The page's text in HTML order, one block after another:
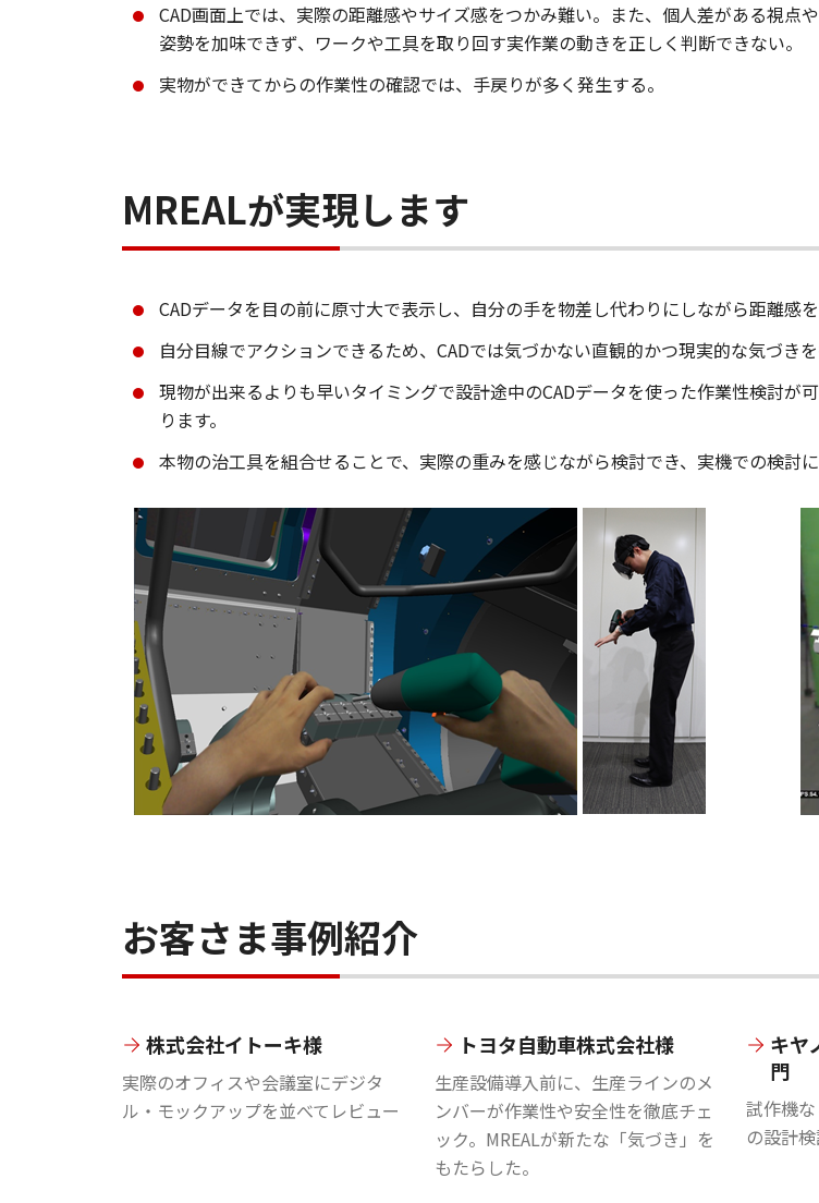
CAD画面上では、実際の距離感やサイズ感をつかみ難い。また、個人差がある視点や
姿勢を加味できず、ワークや工具を取り回す実作業の動きを正しく判断できない。
実物ができてからの作業性の確認では、手戻りが多く発生する。
MREALが実現します
CADデータを目の前に原寸大で表示し、自分の手を物差し代わりにしながら距離感
自分目線でアクションできるため、CADでは気づかない直観的かつ現実的な気づきを
現物が出来るよりも早いタイミングで設計途中のCADデータを使った作業性検討
ります。
本物の治工具を組合せることで、実際の重みを感じながら検討でき、実機での検討
お客さま事例紹介
株式会社イトーキ様
実際のオフィスや会議室にデジタ
ル・モックアップを並べてレビュー
トヨタ自動車株式会社様
生産設備導入前に、生産ラインのメ
ンバーが作業性や安全性を徹底チェ
ック。MREALが新たな「気づき」を
もたらした。
キヤ
門
試作機
の設計